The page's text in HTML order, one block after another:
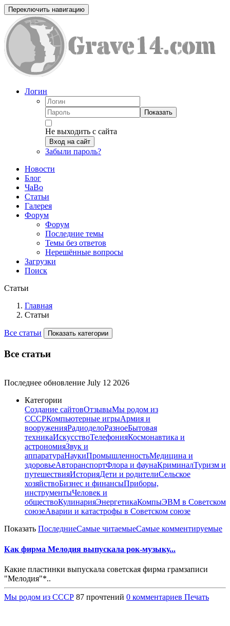
Переключить навигацию
Логин
Показать
Не выходить с сайта
Вход на сайт
Забыли пароль?
Новости
Блог
ЧаВо
Статьи
Галерея
Форум
Форум
Последние темы
Темы без ответов
Нерешённые вопросы
Загрузки
Поиск
Статьи
Главная
Статьи
Все статьи Показать категории
Все статьи
Последнее обновление July 12 2026
Категории
Создание сайтовОтзывыМы родом из
СССРКомпьютерные игрыАрмия и
вооруженияРадиоделоРазноеБытовая
техникаИскусствоТелефонияКосмонавтика и
астрономияЗвук и
аппаратураНаукиПромышленностьМедицина и
здоровьеАвторанспортФлора и фаунаКриминалТуризм и
путешествияИсторияДети и родителиСельское
хозяйствоБизнес и финансыПриборы,
инструментыЧеловек и
обществоКулинарияЭнергетикаКомпыЭВМ в Советском
союзеАварии и катастрофы в Советском союзе
Показать ПоследниеСамые читаемыеСамые комментируемые
Как фирма Мелодия выпускала рок-музыку...
Какие пластинки выпускала советская фирма грамзаписи
"Мелодия"*..
Мы родом из СССР 87 прочтений 0 комментариев Печать